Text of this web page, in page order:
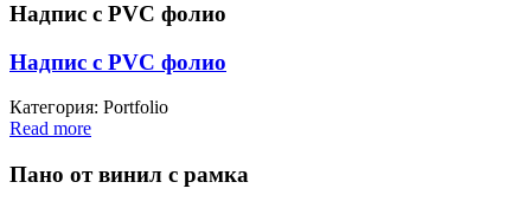
Надпис с PVC фолио
Надпис с PVC фолио
Категория: Portfolio
Read more
Пано от винил с рамка